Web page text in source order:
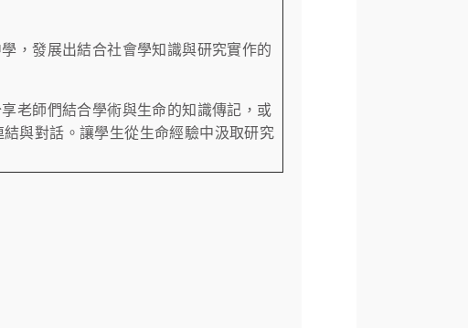
，發展出結合社會學知識與研究實作的
老師們結合學術與生命的知識傳記，或
與對話。讓學生從生命經驗中汲取研究